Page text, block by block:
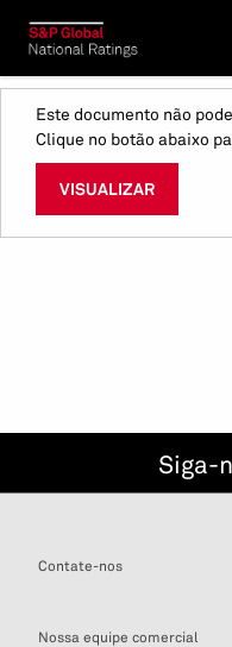
Este documento não
Clique no botão abaixo
VISUALIZAR
Siga-
Contate-nos
Nossa equipe comercial